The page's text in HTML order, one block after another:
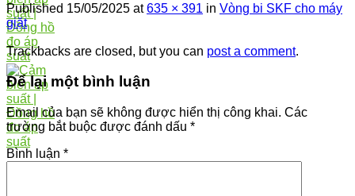
Published 15/05/2025 at635 × 391 in Vòng bi SKF cho máy
giặt
Trackbacks are closed, but you can post a comment.
Để lại một bình luận
Email của bạn sẽ không được hiển thị công khai. Các
trường bắt buộc được đánh dấu *
Bình luận *